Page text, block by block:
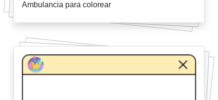
Ambulancia para colorear